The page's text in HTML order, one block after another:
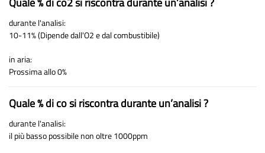
durante l'analisi:
10-11% (Dipende dall'O2 e dal combustibile)
in aria:
Prossima allo 0%
Quale % di co si riscontra durante un’analisi ?
durante l'analisi:
il più basso possibile non oltre 1000ppm